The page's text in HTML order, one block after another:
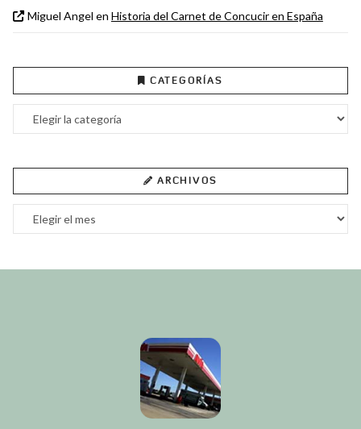
Miguel Angel en Historia del Carnet de Concucir en España
CATEGORÍAS
Categorías
ARCHIVOS
Archivos